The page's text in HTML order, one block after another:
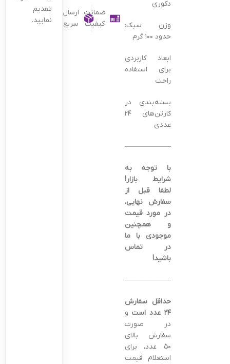
دکوری
وزن سبک:
حدود ۱۰۰ گرم
ابعاد کاربردی
برای استفاده
راحت
بسته‌بندی در
کارتن‌های ۲۴
عددی
———————————————–
با توجه به
شرایط بازار!
لطفا قبل از
سفارش نهایی،
در مورد قیمت
و همچنین
موجودی با ما
در تماس
باشید!
———————————————–
حداقل سفارش
۲۴ عدد است
و
در صورت
سفارش بالای
۵۰ عدد، برای
استعلام قیمت
ضمانت
کیفیت
ارسال
سریع
تقدیم
نمایید.